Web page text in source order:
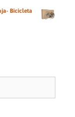
Bicicleta